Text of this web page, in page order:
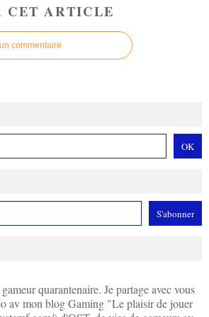
CET ARTICLE
commentaire
quarantenaire. Je partage avec vous
av mon blog Gaming "Le plaisir de jouer